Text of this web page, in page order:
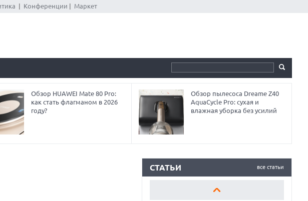
Конференции Маркет
Обзор HUAWEI Mate 80 Pro:
как стать флагманом в 2026
году?
Обзор пылесоса Dreame Z40
AquaCycle Pro: сухая и
влажная уборка без усилий
все статьи
СТАТЬИ
ОБЗОР ПЫЛЕСОСА DREAME Z40
ОБЗОР МОНИТОРА MSI PRO MAX 271PHW
E14
КАК ПОДГОТОВИТЬ СМАРТФОН К